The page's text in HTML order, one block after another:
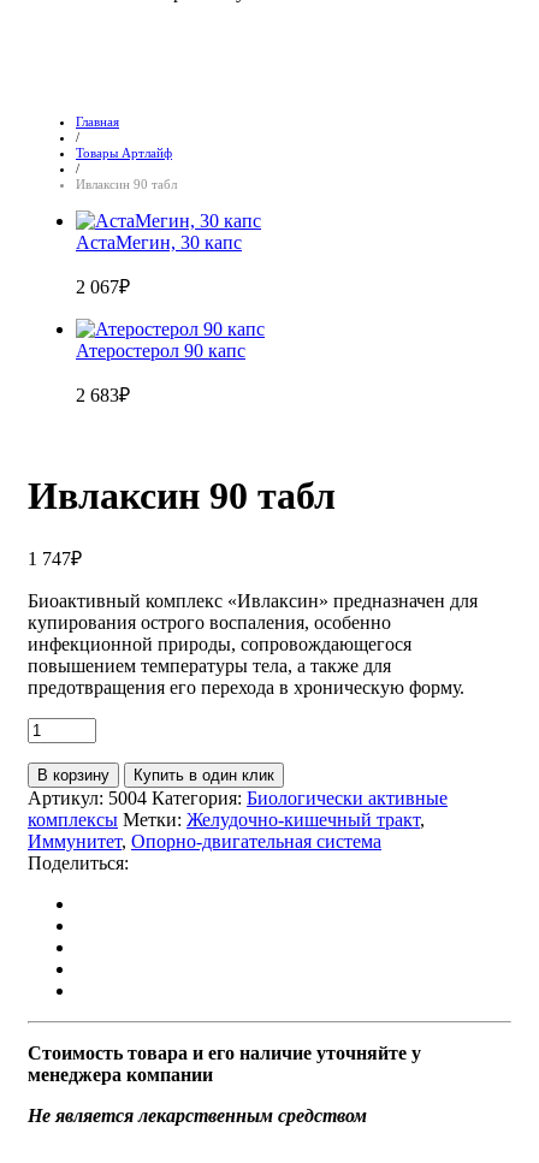
Главная
/
Товары Артлайф
/
Ивлаксин 90 табл
АстаМегин, 30 капс
2 067₽
Атеростерол 90 капс
2 683₽
Ивлаксин 90 табл
1 747₽
Биоактивный комплекс «Ивлаксин» предназначен для
купирования острого воспаления, особенно
инфекционной природы, сопровождающегося
повышением температуры тела, а также для
предотвращения его перехода в хроническую форму.
В корзину Купить в один клик
Артикул: 5004 Категория: Биологически активные
комплексы Метки: Желудочно-кишечный тракт,
Иммунитет, Опорно-двигательная система
Поделиться:
Стоимость товара и его наличие уточняйте у
менеджера компании
Не является лекарственным средством